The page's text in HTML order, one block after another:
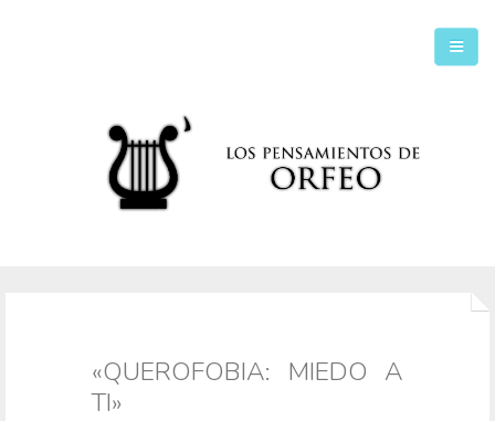
«QUEROFOBIA: MIEDO A
TI»